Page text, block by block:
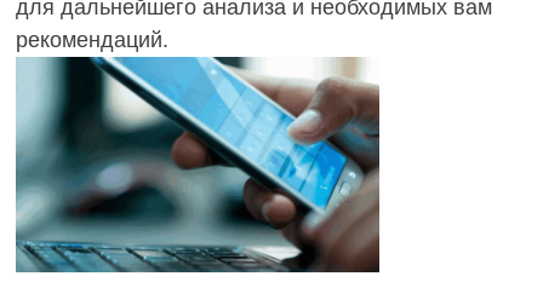
для дальнейшего анализа и необходимых вам
рекомендаций.